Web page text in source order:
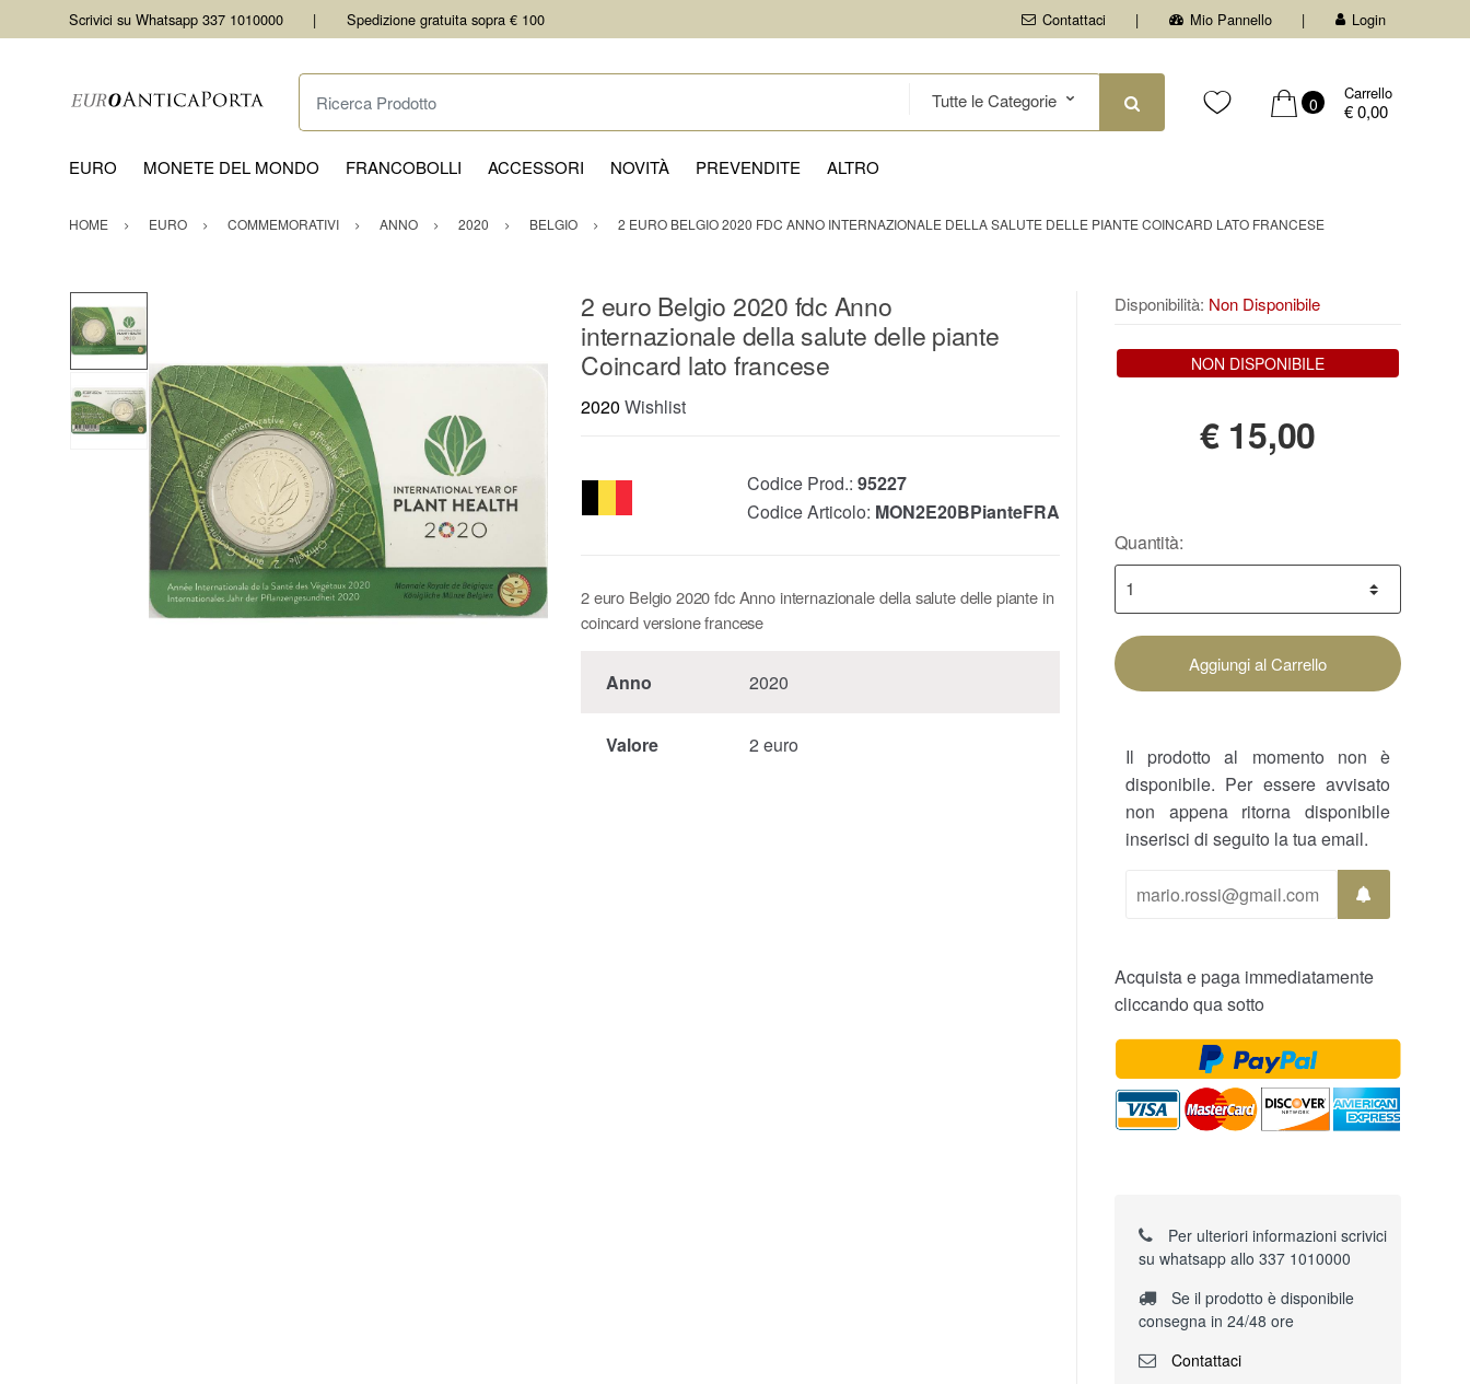
Scrivici su Whatsapp 337 1010000 Spedizione gratuita sopra € 100 Contattaci Mio Pannello Login
Ricerca Prodotto
0
Carrello
€ 0,00
EURO MONETE DEL MONDO FRANCOBOLLI ACCESSORI NOVITÀ PREVENDITE ALTRO
HOME EURO COMMEMORATIVI ANNO 2020 BELGIO 2 EURO BELGIO 2020 FDC ANNO INTERNAZIONALE DELLA SALUTE DELLE PIANTE COINCARD LATO FRANCESE
2 euro Belgio 2020 fdc Anno
internazionale della salute delle piante
Coincard lato francese
2020 Wishlist
Codice Prod.: 95227
Codice Articolo: MON2E20BPianteFRA
2 euro Belgio 2020 fdc Anno internazionale della salute delle piante in
coincard versione francese
Anno 2020
Valore 2 euro
Disponibilità: Non Disponibile
NON DISPONIBILE
€ 15,00
Quantità:
Aggiungi al Carrello
Il prodotto al momento non è
disponibile. Per essere avvisato
non appena ritorna disponibile
inserisci di seguito la tua email.
Acquista e paga immediatamente
cliccando qua sotto
Per ulteriori informazioni scrivici
su whatsapp allo 337 1010000
Se il prodotto è disponibile
consegna in 24/48 ore
Contattaci